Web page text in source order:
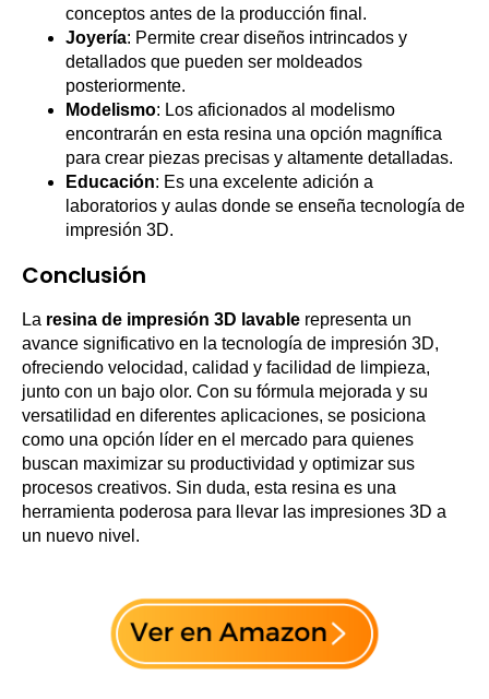
conceptos antes de la producción final.
Joyería: Permite crear diseños intrincados y
detallados que pueden ser moldeados
posteriormente.
Modelismo: Los aficionados al modelismo
encontrarán en esta resina una opción magnífica
para crear piezas precisas y altamente detalladas.
Educación: Es una excelente adición a
laboratorios y aulas donde se enseña tecnología de
impresión 3D.
Conclusión
La resina de impresión 3D lavable representa un
avance significativo en la tecnología de impresión 3D,
ofreciendo velocidad, calidad y facilidad de limpieza,
junto con un bajo olor. Con su fórmula mejorada y su
versatilidad en diferentes aplicaciones, se posiciona
como una opción líder en el mercado para quienes
buscan maximizar su productividad y optimizar sus
procesos creativos. Sin duda, esta resina es una
herramienta poderosa para llevar las impresiones 3D a
un nuevo nivel.